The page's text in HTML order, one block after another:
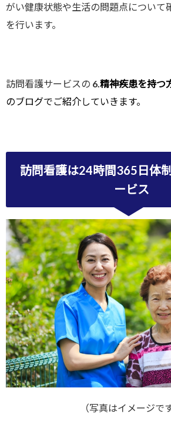
がい健康状態や生活の問題点について
を行います。
訪問看護サービスの 6. 精神疾患を持つ
のブログでご紹介していきます。
訪問看護は24時間365日体
ービス
（写真はイメージで